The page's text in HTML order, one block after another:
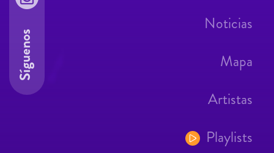
Noticias
Mapa
Artistas
Playlists
Síguenos